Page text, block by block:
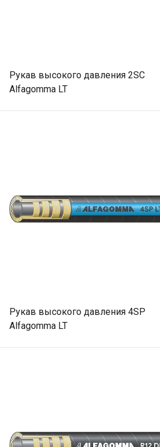
Рукав высокого давления 2SC
Alfagomma LT
Рукав высокого давления 4SP
Alfagomma LT